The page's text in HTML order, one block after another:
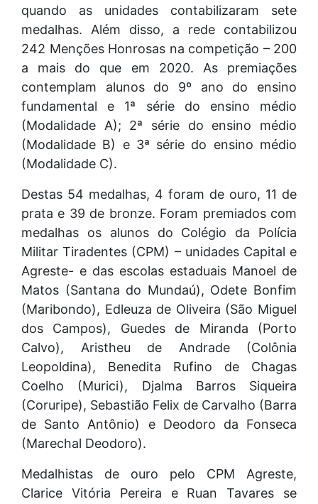
quando as unidades contabilizaram sete
medalhas. Além disso, a rede contabilizou
242 Menções Honrosas na competição – 200
a mais do que em 2020. As premiações
contemplam alunos do 9º ano do ensino
fundamental e 1ª série do ensino médio
(Modalidade A); 2ª série do ensino médio
(Modalidade B) e 3ª série do ensino médio
(Modalidade C).
Destas 54 medalhas, 4 foram de ouro, 11 de
prata e 39 de bronze. Foram premiados com
medalhas os alunos do Colégio da Polícia
Militar Tiradentes (CPM) – unidades Capital e
Agreste- e das escolas estaduais Manoel de
Matos (Santana do Mundaú), Odete Bonfim
(Maribondo), Edleuza de Oliveira (São Miguel
dos Campos), Guedes de Miranda (Porto
Calvo), Aristheu de Andrade (Colônia
Leopoldina), Benedita Rufino de Chagas
Coelho (Murici), Djalma Barros Siqueira
(Coruripe), Sebastião Felix de Carvalho (Barra
de Santo Antônio) e Deodoro da Fonseca
(Marechal Deodoro).
Medalhistas de ouro pelo CPM Agreste,
Clarice Vitória Pereira e Ruan Tavares se